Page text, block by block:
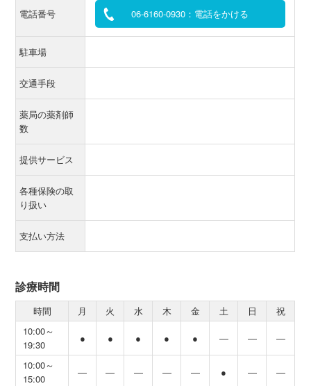
電話番号 06-6160-0930：電話をかける
駐車場
交通手段
薬局の薬剤師
数
提供サービス
各種保険の取
り扱い
支払い方法
診療時間
時間 月 火 水 木 金 土 日
祝
10:00～
19:30
● ● ● ● ● ― ― ―
10:00～
15:00
― ― ― ― ― ● ― ―